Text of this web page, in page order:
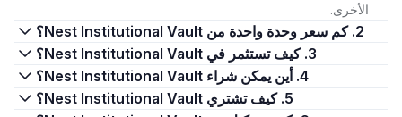
الأخرى.
2. كم سعر وحدة واحدة من Nest Institutional Vault؟
3. كيف تستثمر في Nest Institutional Vault؟
4. أين يمكن شراء Nest Institutional Vault؟
5. كيف تشتري Nest Institutional Vault؟